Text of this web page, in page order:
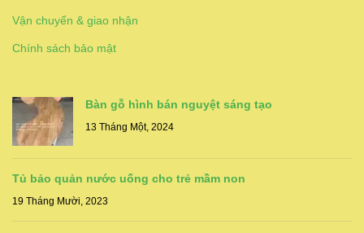
Vận chuyển & giao nhận
Chính sách bảo mật
Bàn gỗ hình bán nguyệt sáng tạo
13 Tháng Một, 2024
Tủ bảo quản nước uống cho trẻ mầm non
19 Tháng Mười, 2023